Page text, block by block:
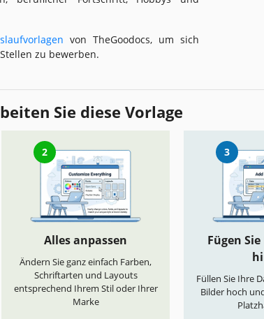
von TheGoodocs, um sich
zu bewerben.
Sie diese Vorlage
2
Alles anpassen
Ändern Sie ganz einfach Farben,
Schriftarten und Layouts
entsprechend Ihrem Stil oder Ihrer
Marke
3
Fügen
Füllen Sie Ihre
Bilder hoch